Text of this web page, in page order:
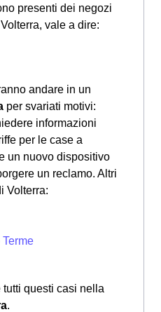
presenti dei negozi
vale a dire:
andare in un
per svariati motivi:
informazioni
per le case a
un nuovo dispositivo
un reclamo. Altri
Volterra:
questi casi nella
.